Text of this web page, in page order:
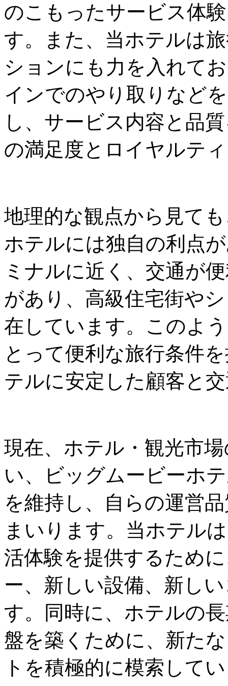
のこもったサービス体
す。また、当ホテルは
ションにも力を入れて
インでのやり取りなど
し、サービス内容と品
の満足度とロイヤルテ
地理的な観点から見て
ホテルには独自の利点
ミナルに近く、交通が
があり、高級住宅街や
在しています。このよ
とって便利な旅行条件
テルに安定した顧客と
現在、ホテル・観光市
い、ビッグムービーホ
を維持し、自らの運営
まいります。当ホテル
活体験を提供するため
ー、新しい設備、新し
す。同時に、ホテルの
盤を築くために、新た
トを積極的に模索して